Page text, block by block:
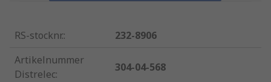
RS-stocknr.:
232-8906
Artikelnummer
Distrelec:
304-04-568